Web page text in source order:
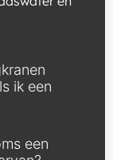
ik een
een